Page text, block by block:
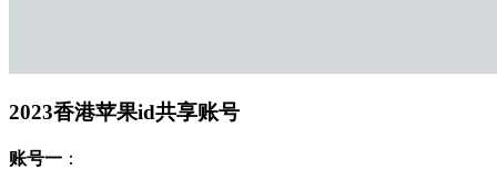
2023香港苹果id共享账号
账号一 ：